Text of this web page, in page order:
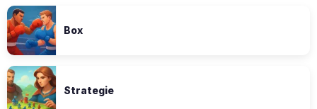
Box
Strategie